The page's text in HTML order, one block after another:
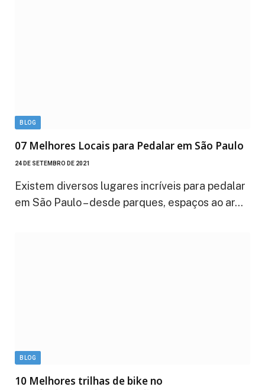
BLOG
07 Melhores Locais para Pedalar em São Paulo
24 DE SETEMBRO DE 2021
Existem diversos lugares incríveis para pedalar
em São Paulo – desde parques, espaços ao ar…
BLOG
10 Melhores trilhas de bike no